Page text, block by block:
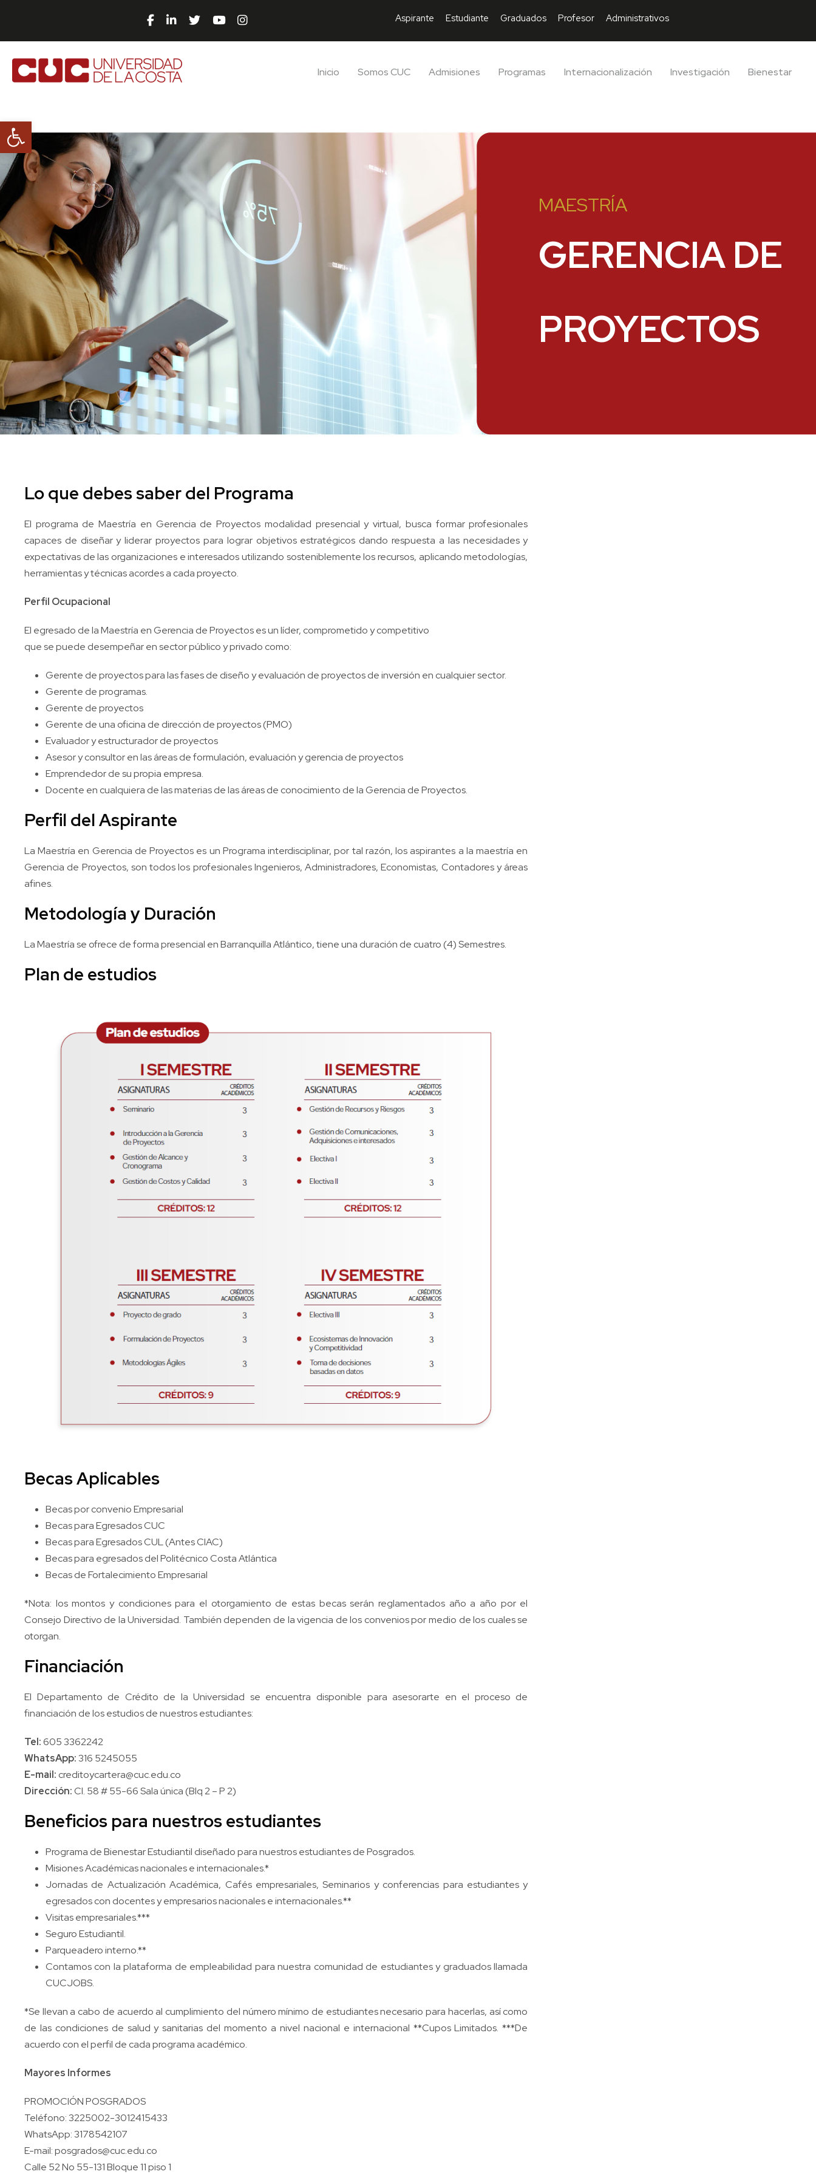
Abrir barra de herramientas
Aspirante Estudiante Graduados Profesor Administrativos
Inicio Somos CUC Admisiones Programas Internacionalización Investigación Bienestar
MAESTRÍA
GERENCIA DE
PROYECTOS
Lo que debes saber del Programa
El programa de Maestría en Gerencia de Proyectos modalidad presencial y virtual, busca formar profesionales
capaces de diseñar y liderar proyectos para lograr objetivos estratégicos dando respuesta a las necesidades y
expectativas de las organizaciones e interesados utilizando sosteniblemente los recursos, aplicando metodologías,
herramientas y técnicas acordes a cada proyecto.
Perfil Ocupacional
El egresado de la Maestría en Gerencia de Proyectos es un líder, comprometido y competitivo
que se puede desempeñar en sector público y privado como:
Gerente de proyectos para las fases de diseño y evaluación de proyectos de inversión en cualquier sector.
Gerente de programas.
Gerente de proyectos
Gerente de una oficina de dirección de proyectos (PMO)
Evaluador y estructurador de proyectos
Asesor y consultor en las áreas de formulación, evaluación y gerencia de proyectos
Emprendedor de su propia empresa.
Docente en cualquiera de las materias de las áreas de conocimiento de la Gerencia de Proyectos.
Perfil del Aspirante
La Maestría en Gerencia de Proyectos es un Programa interdisciplinar, por tal razón, los aspirantes a la maestría en
Gerencia de Proyectos, son todos los profesionales Ingenieros, Administradores, Economistas, Contadores y áreas
afines.
Metodología y Duración
La Maestría se ofrece de forma presencial en Barranquilla Atlántico, tiene una duración de cuatro (4) Semestres.
Plan de estudios
Becas Aplicables
Becas por convenio Empresarial
Becas para Egresados CUC
Becas para Egresados CUL (Antes CIAC)
Becas para egresados del Politécnico Costa Atlántica
Becas de Fortalecimiento Empresarial
*Nota: los montos y condiciones para el otorgamiento de estas becas serán reglamentados año a año por el
Consejo Directivo de la Universidad. También dependen de la vigencia de los convenios por medio de los cuales se
otorgan.
Financiación
El Departamento de Crédito de la Universidad se encuentra disponible para asesorarte en el proceso de
financiación de los estudios de nuestros estudiantes:
Tel:605 3362242
WhatsApp:316 5245055
E-mail: creditoycartera@cuc.edu.co
Dirección:Cl. 58 # 55-66 Sala única (Blq 2 – P 2)
Beneficios para nuestros estudiantes
Programa de Bienestar Estudiantil diseñado para nuestros estudiantes de Posgrados.
Misiones Académicas nacionales e internacionales.*
Jornadas de Actualización Académica, Cafés empresariales, Seminarios y conferencias para estudiantes y
egresados con docentes y empresarios nacionales e internacionales.**
Visitas empresariales.***
Seguro Estudiantil.
Parqueadero interno.**
Contamos con la plataforma de empleabilidad para nuestra comunidad de estudiantes y graduados llamada
CUCJOBS.
*Se llevan a cabo de acuerdo al cumplimiento del número mínimo de estudiantes necesario para hacerlas, así como
de las condiciones de salud y sanitarias del momento a nivel nacional e internacional **Cupos Limitados. ***De
acuerdo con el perfil de cada programa académico.
Mayores Informes
PROMOCIÓN POSGRADOS
Teléfono: 3225002-3012415433
WhatsApp: 3178542107
E-mail: posgrados@cuc.edu.co
Calle 52 No 55-131 Bloque 11 piso 1